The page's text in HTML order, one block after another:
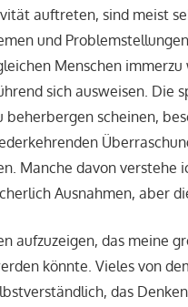
auftreten, sind meist
und
Menschen
sich ausweisen. Die
scheinen,
Manche davon verstehe
Ausnahmen, aber
aufzuzeigen, das meine
könnte. Vieles von
das